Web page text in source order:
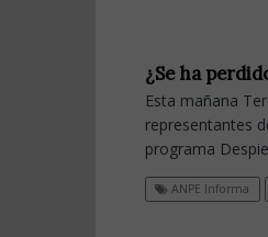
¿Se ha
Esta mañana
representantes
programa
ANPE Informa